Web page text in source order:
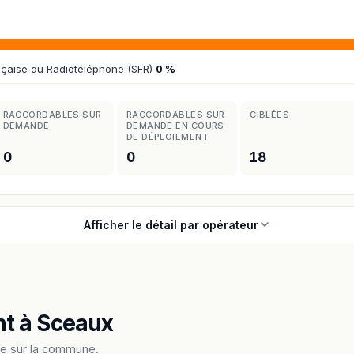
du Radiotéléphone (SFR) 0 %
RACCORDABLES SUR
DEMANDE
0
RACCORDABLES SUR
DEMANDE EN COURS
DE DÉPLOIEMENT
0
CIBLÉES
18
Afficher le détail par opérateur
à Sceaux
sur la commune.